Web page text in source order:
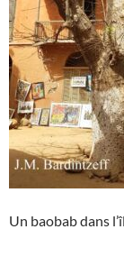
Un baobab dans